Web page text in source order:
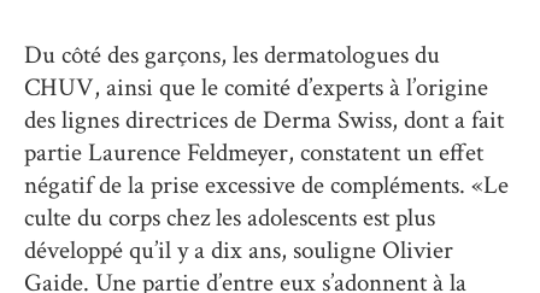
Du côté des garçons, les dermatologues du
CHUV, ainsi que le comité d’experts à l’origine
des lignes directrices de Derma Swiss, dont a fait
partie Laurence Feldmeyer, constatent un effet
négatif de la prise excessive de compléments. «Le
culte du corps chez les adolescents est plus
développé qu’il y a dix ans, souligne Olivier
Gaide. Une partie d’entre eux s’adonnent à la